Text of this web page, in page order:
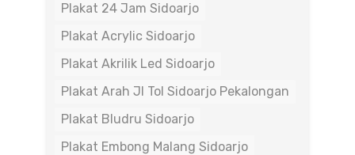
Plakat 24 Jam Sidoarjo
Plakat Acrylic Sidoarjo
Plakat Akrilik Led Sidoarjo
Plakat Arah Jl Tol Sidoarjo Pekalongan
Plakat Bludru Sidoarjo
Plakat Embong Malang Sidoarjo